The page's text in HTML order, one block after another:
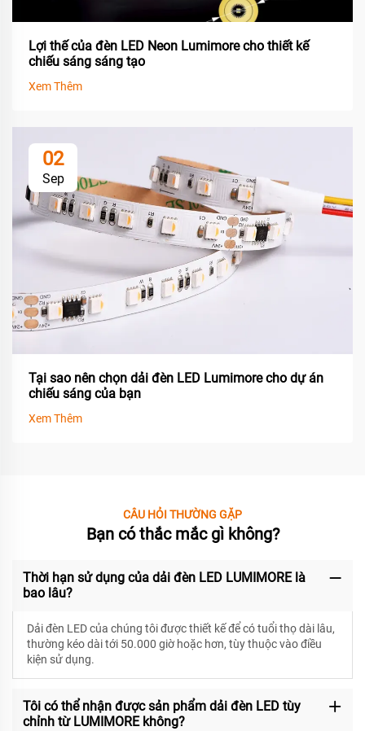
Lợi thế của đèn LED Neon Lumimore cho thiết kế
chiếu sáng sáng tạo
Xem Thêm
02
Sep
Tại sao nên chọn dải đèn LED Lumimore cho dự án
chiếu sáng của bạn
Xem Thêm
CÂU HỎI THƯỜNG GẶP
Bạn có thắc mắc gì không?
Thời hạn sử dụng của dải đèn LED LUMIMORE là
bao lâu?
Dải đèn LED của chúng tôi được thiết kế để cótuổi thọ dài lâu,
thường kéo dài tới 50.000 giờ hoặc hơn, tùy thuộc vào điều
kiện sử dụng.
Tôi có thể nhận được sản phẩm dải đèn LED tùy
chỉnh từ LUMIMORE không?